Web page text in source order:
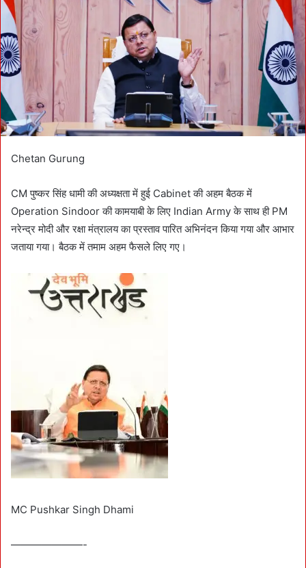
a
i
l
Chetan Gurung
CM पुष्कर सिंह धामी की अध्यक्षता में हुई Cabinet की अहम बैठक में
Operation Sindoor की कामयाबी के लिए Indian Army के साथ ही PM
नरेन्द्र मोदी और रक्षा मंत्रालय का प्रस्ताव पारित अभिनंदन किया गया और आभार
जताया गया। बैठक में तमाम अहम फैसले लिए गए।
MC Pushkar Singh Dhami
———————-